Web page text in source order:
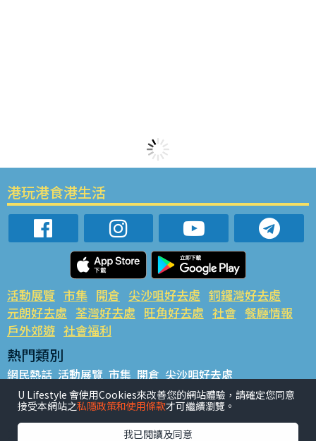
港玩港食港生活
活動展覽 市集 開倉 尖沙咀好去處 銅鑼灣好去處
元朗好去處 荃灣好去處 旺角好去處 社會 餐廳情報
戶外郊遊 社會福利
熱門類別
網民熱話 活動展覽 市集 開倉 尖沙咀好去處
銅鑼灣好去處 元朗好去處 荃灣好去處 旺角好去處 社會
餐廳情報 戶外郊遊
熱門標籤
U Lifestyle 會使用Cookies來改善您的網站體驗，請確定您同意
接受本網站之私隱政策和使用條款才可繼續瀏覽。
我已閱讀及同意